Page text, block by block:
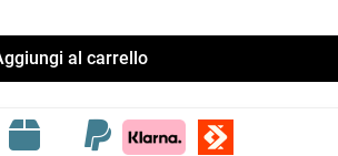
al carrello